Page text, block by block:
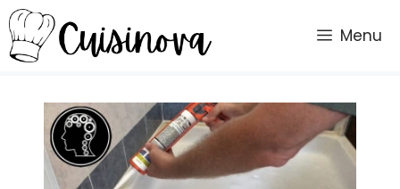
Vai
al
contenuto
Menu